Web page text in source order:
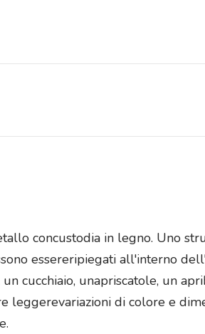
concustodia in legno. Uno
essereripiegati all'interno
cucchiaio, unapriscatole, un
leggerevariazioni di colore e